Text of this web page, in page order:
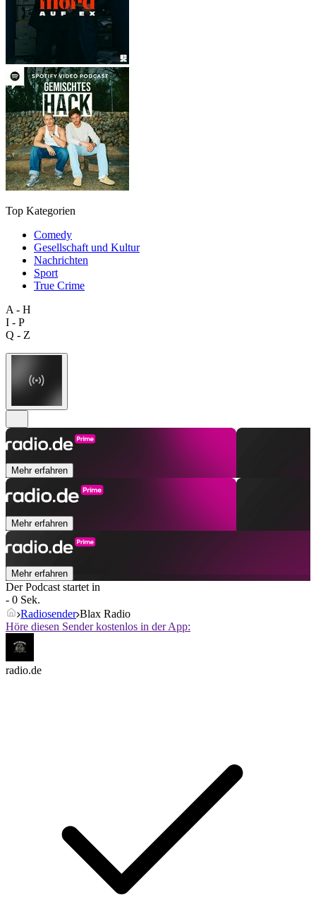
Top Kategorien
Comedy
Gesellschaft und Kultur
Nachrichten
Sport
True Crime
A - H
I - P
Q - Z
Mehr erfahren
Mehr erfahren
Mehr erfahren
Der Podcast startet in
- 0 Sek.
Radiosender Blax Radio
Höre diesen Sender kostenlos in der App:
radio.de